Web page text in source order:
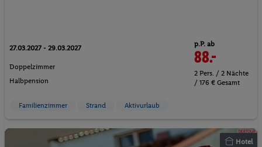
27.03.2027 - 29.03.2027
Doppelzimmer
Halbpension
p.P. ab
88.-
2 Pers. / 2 Nächte
/ 176 € Gesamt
Familienzimmer Strand Aktivurlaub
Hotel